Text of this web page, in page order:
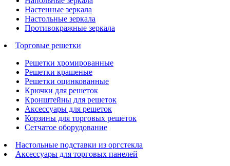
Настенные зеркала
Настольные зеркала
Противокражные зеркала
Торговые решетки
Решетки хромированные
Решетки крашеные
Решетки оцинкованные
Крючки для решеток
Кронштейны для решеток
Аксессуары для решеток
Корзины для торговых решеток
Сетчатое оборудование
Настольные подставки из оргстекла
Аксессуары для торговых панелей